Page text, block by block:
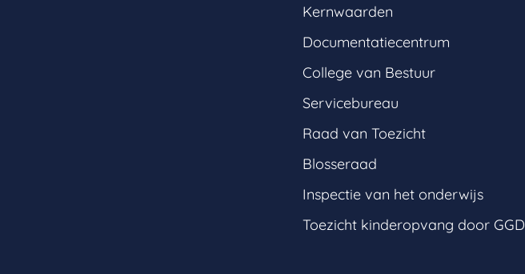
Kernwaarden
Documentatiecentrum
College van Bestuur
Servicebureau
Raad van Toezicht
Blosseraad
Inspectie van het onderwijs
Toezicht kinderopvang door GGD